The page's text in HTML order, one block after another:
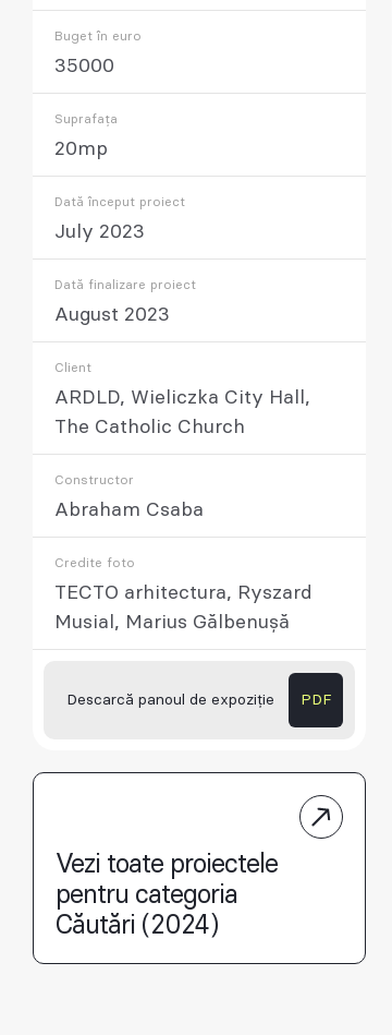
Buget în euro
35000
Suprafața
20mp
Dată început proiect
July 2023
Dată finalizare proiect
August 2023
Client
ARDLD, Wieliczka City Hall,
The Catholic Church
Constructor
Abraham Csaba
Credite foto
TECTO arhitectura, Ryszard
Musial, Marius Gălbenușă
Descarcă panoul de expoziție PDF
Vezi toate proiectele
pentru categoria
Căutări (2024)